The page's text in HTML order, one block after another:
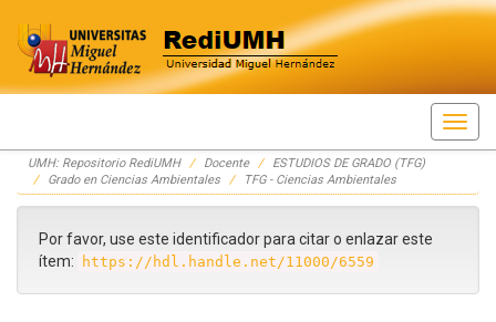
Skip
navigation
UMH: Repositorio RediUMH Docente
ESTUDIOS DE GRADO (TFG)
Grado en Ciencias Ambientales
TFG - Ciencias Ambientales
Por favor, use este identificador para citar o enlazar este
ítem:
https://hdl.handle.net/11000/6559